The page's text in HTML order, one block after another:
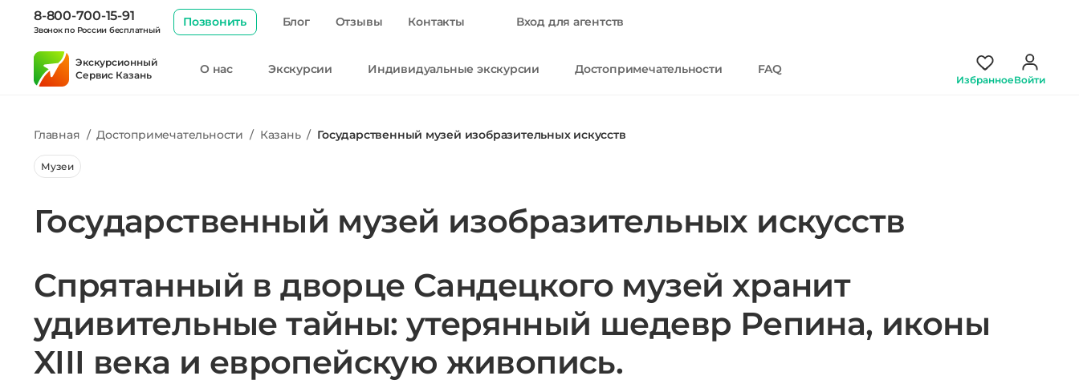
8-800-700-15-91
Звонок по России бесплатный
Позвонить Блог Отзывы Контакты Вход для агентств
Экскурсионный
Сервис Казань
О нас Экскурсии Индивидуальные экскурсии Достопримечательности FAQ
ИзбранноеВойти
Главная / Достопримечательности / Казань / Государственный музей изобразительных искусств
Музеи
Государственный музей изобразительных искусств
Спрятанный в дворце Сандецкого музей хранит
удивительные тайны: утерянный шедевр Репина, иконы
XIII века и европейскую живопись.